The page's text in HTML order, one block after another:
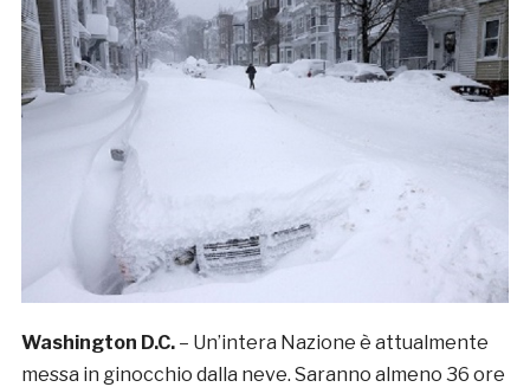
Washington D.C.– Un’intera Nazione è attualmente
messa in ginocchio dalla neve. Saranno almeno 36 ore